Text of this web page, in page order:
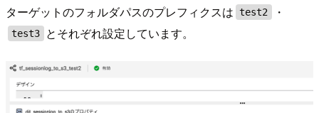
ターゲットのフォルダパスのプレフィクスは test2 ・
test3 とそれぞれ設定しています。